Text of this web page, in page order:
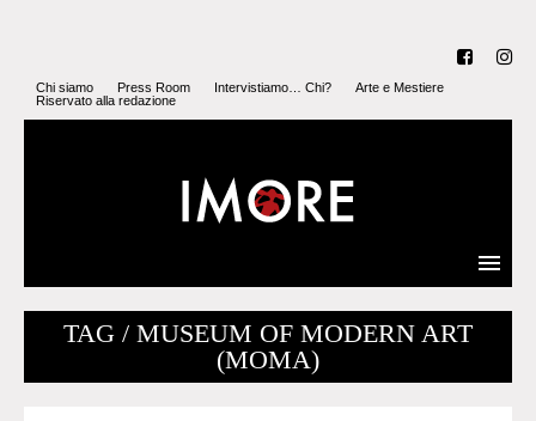
Chi siamo Press Room Intervistiamo… Chi?
Arte e Mestiere
Riservato alla redazione
TAG / MUSEUM OF MODERN ART
(MOMA)